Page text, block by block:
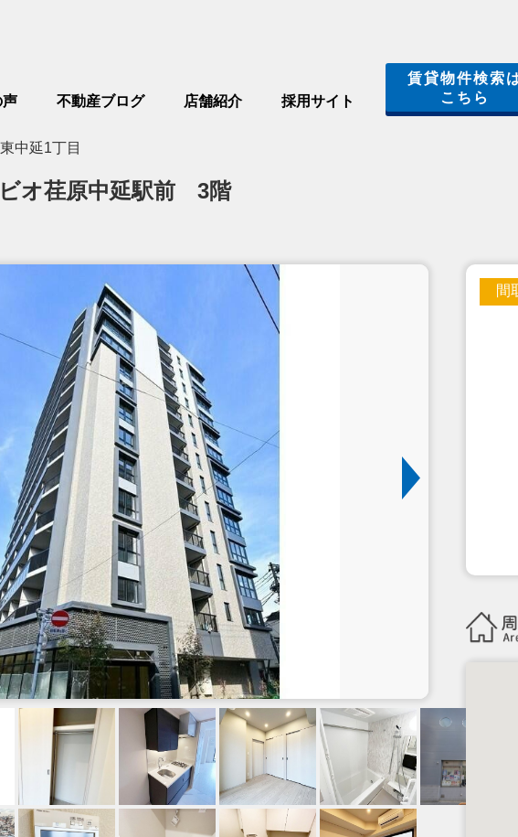
声 不動産ブログ 店舗紹介 採用サイト
賃貸物件検索
こちら
中延1丁目
オ荏原中延駅前 3階
間